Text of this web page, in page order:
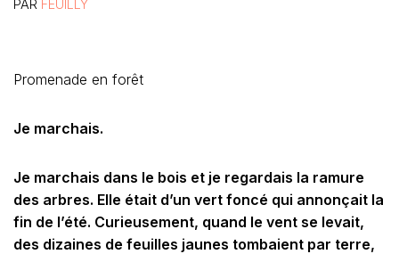
PAR FEUILLY
Promenade en forêt
Je marchais.
Je marchais dans le bois et je regardais la ramure
des arbres. Elle était d’un vert foncé qui annonçait la
fin de l’été. Curieusement, quand le vent se levait,
des dizaines de feuilles jaunes tombaient par terre,